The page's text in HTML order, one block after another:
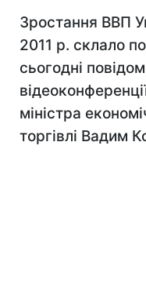
Зростання ВВП
2011 р. склало
сьогодні
міністра
торгівлі Вадим